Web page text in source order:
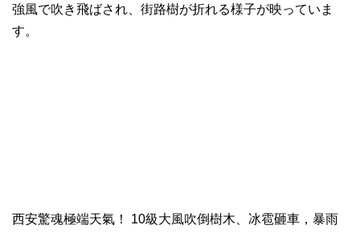
強風で吹き飛ばされ、街路樹が折れる様子が映っていま
す。
西安驚魂極端天氣！ 10級大風吹倒樹木、冰雹砸車，暴雨